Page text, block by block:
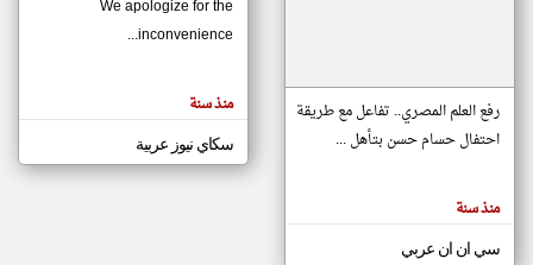
مصادر الأخبار من موريتانيا
اخبار موريتانيا على مدار الساعة
أهم اخبار موريتانيا العاجلة والمباشرة
المقالات
الموجوده
هنا عن
رفع العلم المصري.. تفاعل مع طريقة
احتفال حسام حسن بتأهل ...
منذ سنة
سي ان ان عربي
We apologize for the
inconvenience...
منذ سنة
سكاي نيوز عربية
klyoum.com